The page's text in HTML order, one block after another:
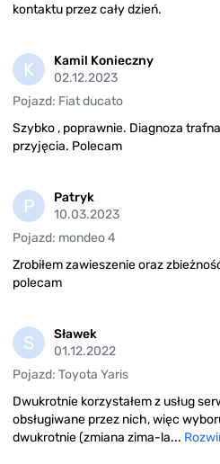
kontaktu przez cały dzień.
K
Kamil Konieczny
02.12.2023
Pojazd: Fiat ducato
Szybko , poprawnie. Diagnoza
przyjęcia. Polecam
P
Patryk
10.03.2023
Pojazd: mondeo 4
Zrobiłem zawieszenie oraz
polecam
S
Sławek
01.12.2022
Pojazd: Toyota Yaris
Dwukrotnie korzystałem z usług
obsługiwane przez nich, więc
dwukrotnie (zmiana zima-la...